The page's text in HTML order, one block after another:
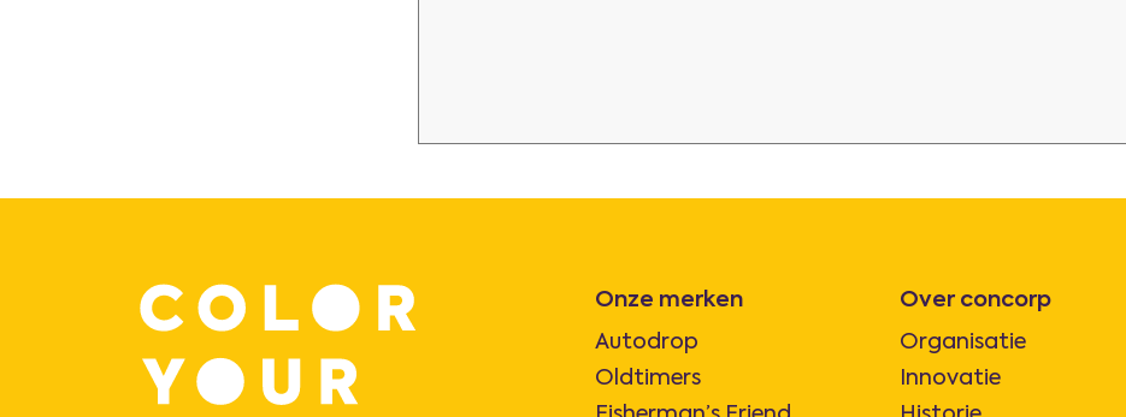
Onze merken
Autodrop
Oldtimers
Over concorp
Organisatie
Innovatie